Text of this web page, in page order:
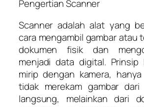
Pengertian Scanner
Scanner adalah alat yang
cara mengambil gambar atau
dokumen fisik dan
menjadi data digital. Prinsip
mirip dengan kamera,
tidak merekam gambar
langsung, melainkan dari